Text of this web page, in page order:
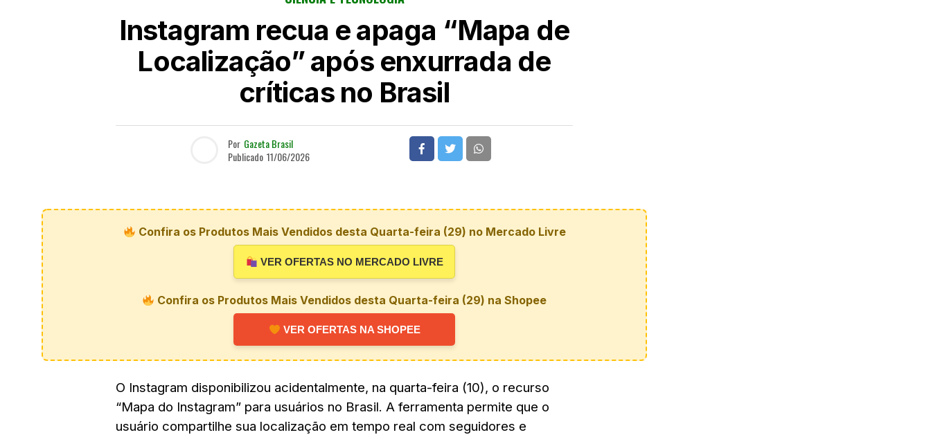
Instagram recua e apaga “Mapa de
Localização” após enxurrada de
críticas no Brasil
Por Gazeta Brasil
Publicado 11/06/2026
Confira os Produtos Mais Vendidos desta Quarta-feira (29) no Mercado Livre
VER OFERTAS NO MERCADO LIVRE
Confira os Produtos Mais Vendidos desta Quarta-feira (29) na Shopee
VER OFERTAS NA SHOPEE
O Instagram disponibilizou acidentalmente, na quarta-feira (10), o recurso
“Mapa do Instagram” para usuários no Brasil. A ferramenta permite que o
usuário compartilhe sua localização em tempo real com seguidores e